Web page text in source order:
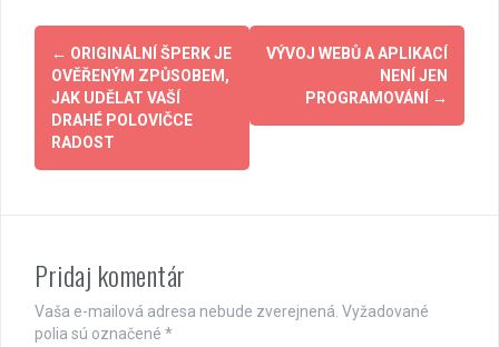
Post
navigation
← ORIGINÁLNÍ ŠPERK JE
OVĚŘENÝM ZPŮSOBEM,
JAK UDĚLAT VAŠÍ
DRAHÉ POLOVIČCE
RADOST
VÝVOJ WEBŮ A APLIKACÍ
NENÍ JEN
PROGRAMOVÁNÍ
→
Pridaj komentár
Vaša e-mailová adresa nebude zverejnená. Vyžadované
polia sú označené *